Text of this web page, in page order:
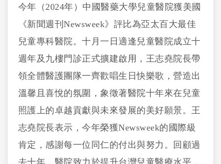
今年（2024年）中國醫藥大學兒童醫院獲美國
《新聞週刊Newsweek》評比為亞太百大最佳
兒童專科醫院。十月一日適逢兒童醫院成立十
週年及九樓門診正式擴建啟用，王志堯院長帶
領全體醫護團隊一齊歡唱生日快樂歌，營造出
溫馨且喜悅的氛圍，象徵著醫院十年來在兒童
照護上的卓越貢獻與未來發展的美好願景。王
志堯院長表示，今年榮獲Newsweek的國際級
肯定，感謝每一位同仁的付出與努力。回顧過
去十年，醫院致力於提升台灣兒童醫療水平，